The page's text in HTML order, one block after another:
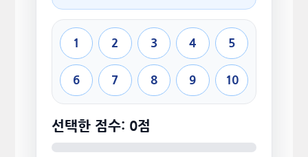
1 2 3 4 5
6 7 8 9 10
선택한 점수: 0점